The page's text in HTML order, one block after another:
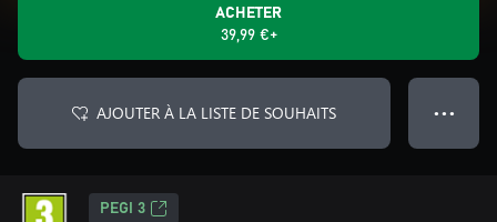
ACHETER
39,99 €+
AJOUTER À LA LISTE DE SOUHAITS ● ● ●
PEGI 3